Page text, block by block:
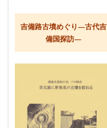
吉備路古墳めぐり―古代吉
備国探訪―